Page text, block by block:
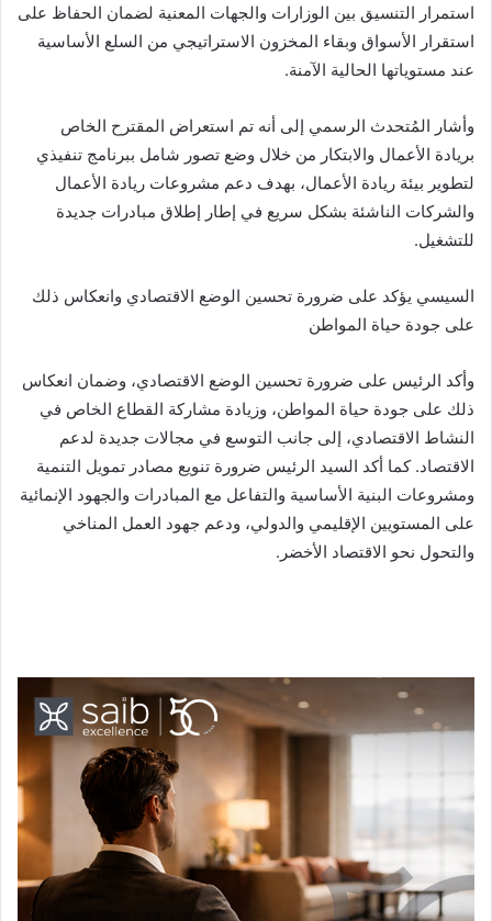
استمرار التنسيق بين الوزارات والجهات المعنية لضمان الحفاظ على
استقرار الأسواق وبقاء المخزون الاستراتيجي من السلع الأساسية
عند مستوياتها الحالية الآمنة.
وأشار المُتحدث الرسمي إلى أنه تم استعراض المقترح الخاص
بريادة الأعمال والابتكار من خلال وضع تصور شامل ببرنامج تنفيذي
لتطوير بيئة ريادة الأعمال، بهدف دعم مشروعات ريادة الأعمال
والشركات الناشئة بشكل سريع في إطار إطلاق مبادرات جديدة
للتشغيل.
السيسي يؤكد على ضرورة تحسين الوضع الاقتصادي وانعكاس ذلك
على جودة حياة المواطن
وأكد الرئيس على ضرورة تحسين الوضع الاقتصادي، وضمان انعكاس
ذلك على جودة حياة المواطن، وزيادة مشاركة القطاع الخاص في
النشاط الاقتصادي، إلى جانب التوسع في مجالات جديدة لدعم
الاقتصاد. كما أكد السيد الرئيس ضرورة تنويع مصادر تمويل التنمية
ومشروعات البنية الأساسية والتفاعل مع المبادرات والجهود الإنمائية
على المستويين الإقليمي والدولي، ودعم جهود العمل المناخي
والتحول نحو الاقتصاد الأخضر.